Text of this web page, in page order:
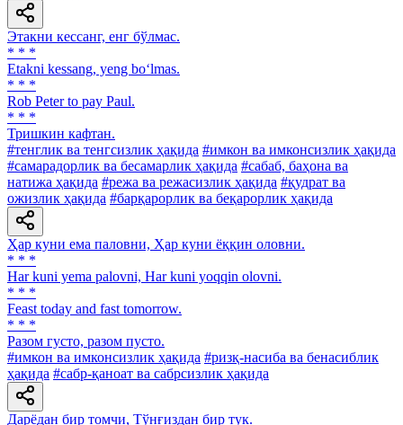
Этакни кессанг, енг бўлмас.
* * *
Etakni kessang, yeng bo‘lmas.
* * *
Rob Peter to pay Paul.
* * *
Тришкин кафтан.
#тенглик ва тенгсизлик ҳақида #имкон ва имконсизлик ҳақида
#самарадорлик ва бесамарлик ҳақида #сабаб, баҳона ва
натижа ҳақида #режа ва режасизлик ҳақида #қудрат ва
ожизлик ҳақида #барқарорлик ва беқарорлик ҳақида
Ҳар куни ема паловни, Ҳар куни ёққин оловни.
* * *
Har kuni yema palovni, Har kuni yoqqin olovni.
* * *
Feast today and fast tomorrow.
* * *
Разом густо, разом пусто.
#имкон ва имконсизлик ҳақида #ризқ-насиба ва бенасиблик
ҳақида #сабр-қаноат ва сабрсизлик ҳақида
Дарёдан бир томчи, Тўнғиздан бир тук.